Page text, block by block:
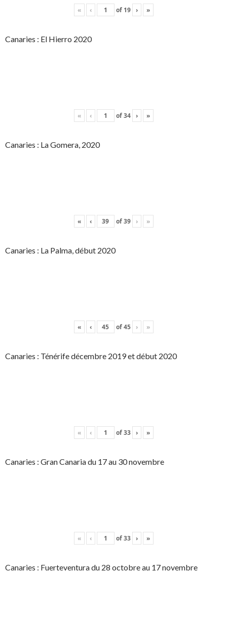
« ‹ of 19 › »
Canaries : El Hierro 2020
« ‹ of34 › »
Canaries : La Gomera, 2020
« ‹ of39 › »
Canaries : La Palma, début 2020
« ‹ of45 › »
Canaries : Ténérife décembre 2019 et début 2020
« ‹ of33 › »
Canaries : Gran Canaria du 17 au 30 novembre
« ‹ of33 › »
Canaries : Fuerteventura du 28 octobre au 17 novembre